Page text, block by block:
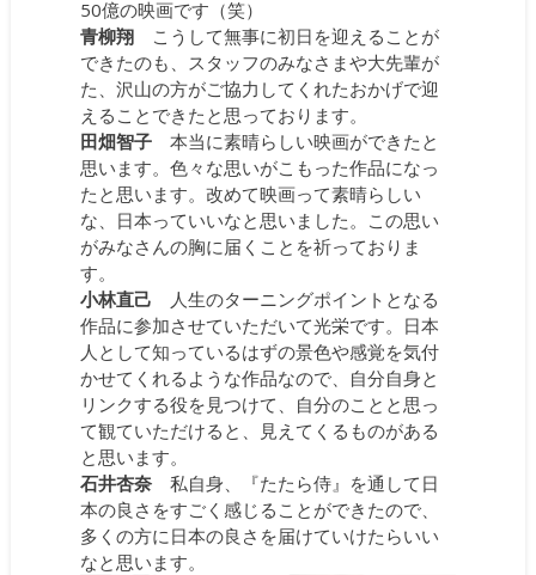
50億の映画です（笑）
青柳翔 こうして無事に初日を迎えることが
できたのも、スタッフのみなさまや大先輩が
た、沢山の方がご協力してくれたおかげで迎
えることできたと思っております。
田畑智子 本当に素晴らしい映画ができたと
思います。色々な思いがこもった作品になっ
たと思います。改めて映画って素晴らしい
な、日本っていいなと思いました。この思い
がみなさんの胸に届くことを祈っておりま
す。
小林直己 人生のターニングポイントとなる
作品に参加させていただいて光栄です。日本
人として知っているはずの景色や感覚を気付
かせてくれるような作品なので、自分自身と
リンクする役を見つけて、自分のことと思っ
て観ていただけると、見えてくるものがある
と思います。
石井杏奈 私自身、『たたら侍』を通して日
本の良さをすごく感じることができたので、
多くの方に日本の良さを届けていけたらいい
なと思います。